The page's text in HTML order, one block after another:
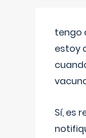
tengo
estoy
Sí, es